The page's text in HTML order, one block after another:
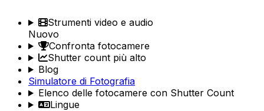
Strumenti video e audio
Nuovo
Confronta fotocamere
Shutter count più alto
Blog
Simulatore di Fotografia
Elenco delle fotocamere con Shutter Count
Lingue